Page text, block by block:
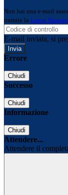
Non hai una e-mail
tramite la Login
E-mail inviata, si
Errore
Chiudi
Successo
Chiudi
Informazione
Chiudi
Attendere...
Attendere il